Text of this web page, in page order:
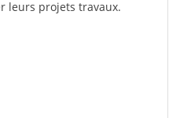
leurs projets travaux.